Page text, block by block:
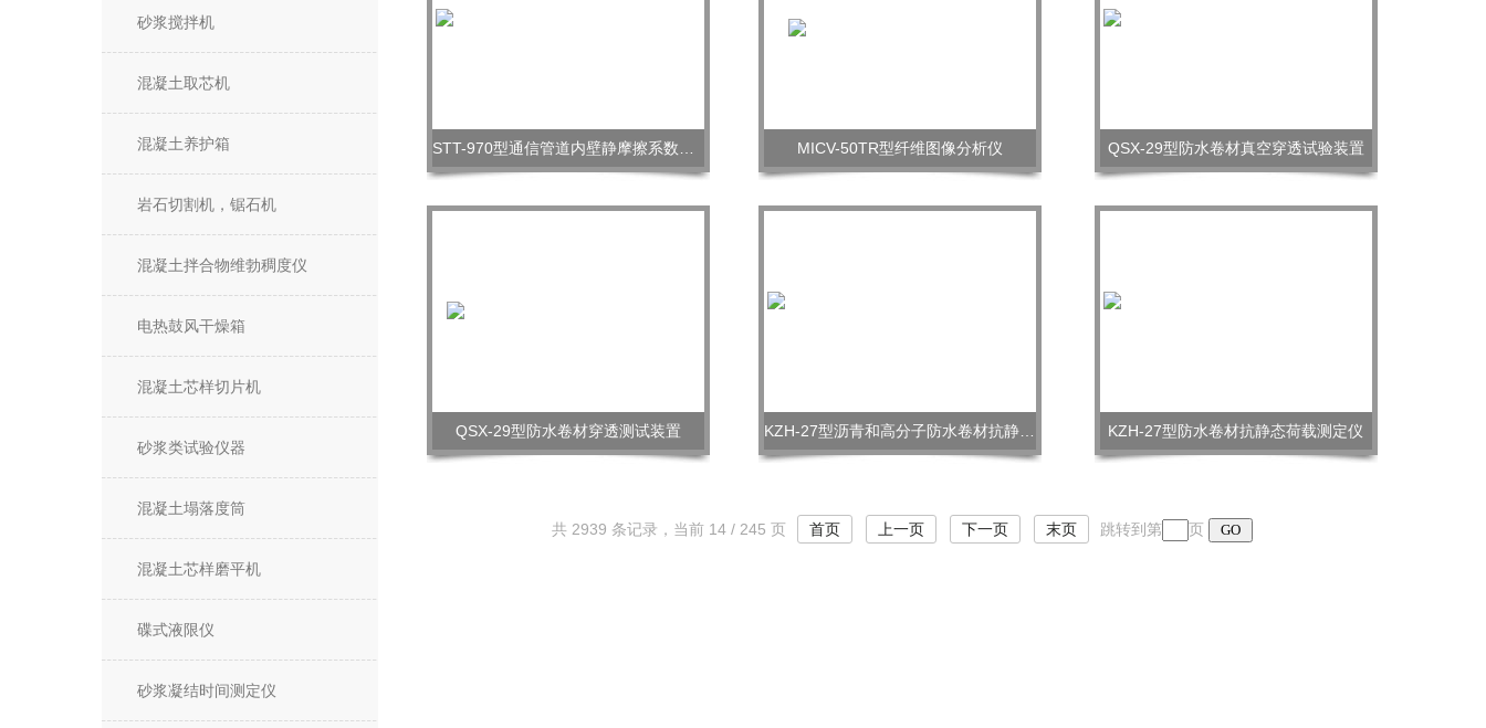
砂浆搅拌机
混凝土取芯机
混凝土养护箱
岩石切割机，锯石机
混凝土拌合物维勃稠度仪
电热鼓风干燥箱
混凝土芯样切片机
砂浆类试验仪器
混凝土塌落度筒
混凝土芯样磨平机
碟式液限仪
砂浆凝结时间测定仪
MICV-50TR型纤维图像分析仪 QSX-29型防水卷材真空穿透试验装置
QSX-29型防水卷材穿透测试装置 KZH-27型防水卷材抗静态荷载测定仪
共 2939 条记录，当前 14 / 245 页 首页 上一页 下一页 末页 跳转到第 页